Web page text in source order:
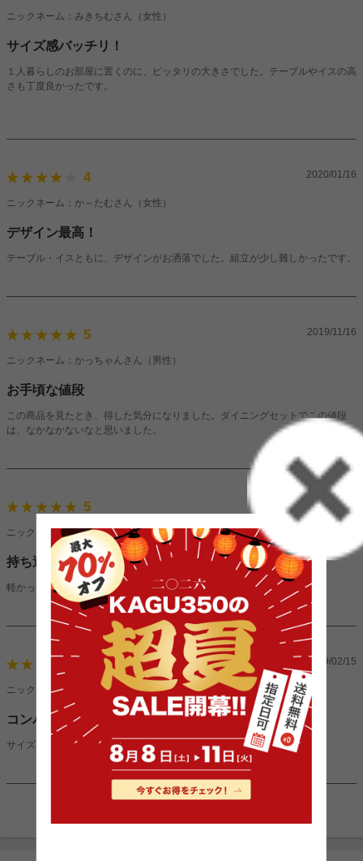
ニックネーム：みきちむさん（女性）
サイズ感バッチリ！
１人暮らしのお部屋に置くのに、ピッタリの大きさでした。テーブルやイスの高
さも丁度良かったです。
4 2020/01/16
ニックネーム：か～たむさん（女性）
デザイン最高！
テーブル・イスともに、デザインがお洒落でした。組立が少し難しかったです。
5 2019/11/16
ニックネーム：かっちゃんさん（男性）
お手頃な値段
この商品を見たとき、得した気分になりました。ダイニングセットでこの値段
は、なかなかないなと思いました。
5 2019/05/03
ニックネーム：ともくんさん（男性）
持ち運びやすい
軽かったので、掃除の時などの持ち運びも簡単でした。
2019/02/15
ニックネーム：ゆかさん（女性）
コンパクト
サイズも丁度良く、使いやすいので満足です。デザインも素敵でした。